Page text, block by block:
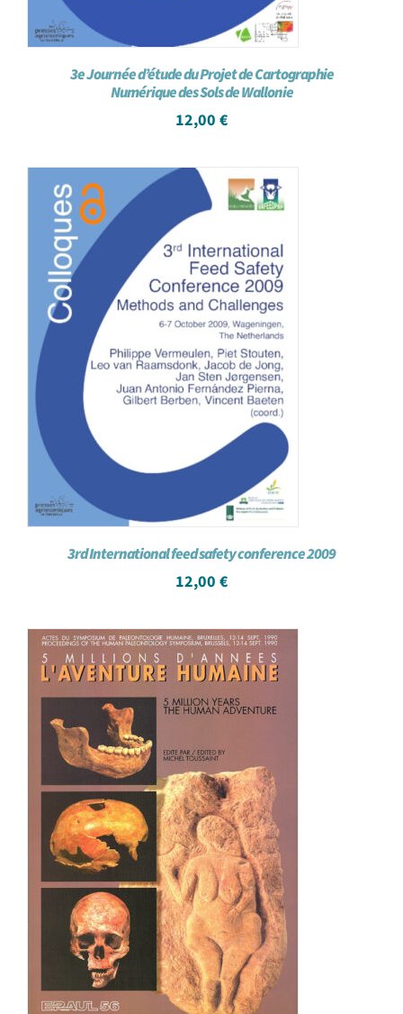
3e Journée d’étude du Projet de Cartographie
Numérique des Sols de Wallonie
12,00 €
3rd International feed safety conference 2009
12,00 €